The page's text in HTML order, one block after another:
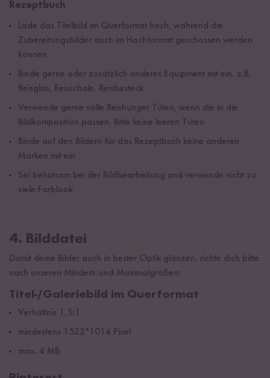
Rezeptbuch
Lade das Titelbild im Querformat hoch, während die
Zubereitungsbilder auch im Hochformat geschossen werden
können
Binde gerne oder zusätzlich anderes Equipment mit ein, z.B.
Reisglas, Reisschale, Reisbesteck
Verwende gerne volle Reishunger Tüten, wenn die in die
Bildkomposition passen. Bitte keine leeren Tüten
Binde auf den Bildern für das Rezeptbuch keine anderen
Marken mit ein
Sei behutsam bei der Bildbearbeitung und verwende nicht zu
viele Farblook
4. Bilddatei
Damit deine Bilder auch in bester Optik glänzen, richte dich bitte
nach unseren Mindest- und Maximalgrößen:
Titel-/Galeriebild im Querformat
Verhältnis 1,5:1
mindestens 1522*1014 Pixel
max. 4 MB